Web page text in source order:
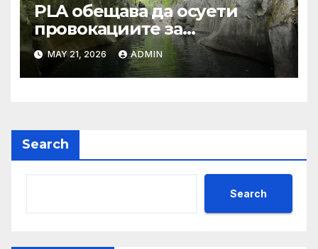
PLA обещава да осуети
провокациите за
„независимост на Тайван“.
MAY 21, 2026 ADMIN
Search
Search